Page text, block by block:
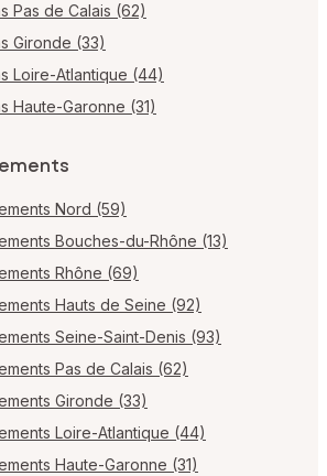
Pas de Calais (62)
Gironde (33)
Loire-Atlantique (44)
Haute-Garonne (31)
Nord (59)
Bouches-du-Rhône (13)
Rhône (69)
Hauts de Seine (92)
Seine-Saint-Denis (93)
Pas de Calais (62)
Gironde (33)
Loire-Atlantique (44)
Haute-Garonne (31)